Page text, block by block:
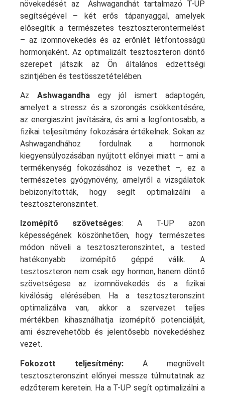
növekedését az Ashwagandhát tartalmazó T-UP
segítségével – két erős tápanyaggal, amelyek
elősegítik a természetes tesztoszterontermelést
– az izomnövekedés és az erőnlét létfontosságú
hormonjaként. Az optimalizált tesztoszteron döntő
szerepet játszik az Ön általános edzettségi
szintjében és testösszetételében.
Az Ashwagandhaegy jól ismert adaptogén,
amelyet a stressz és a szorongás csökkentésére,
az energiaszint javítására, és ami a legfontosabb, a
fizikai teljesítmény fokozására értékelnek. Sokan az
Ashwagandhához fordulnak a hormonok
kiegyensúlyozásában nyújtott előnyei miatt – ami a
termékenység fokozásához is vezethet –, ez a
természetes gyógynövény, amelyről a vizsgálatok
bebizonyították, hogy segít optimalizálni a
tesztoszteronszintet.
Izomépítő szövetséges: A T-UP azon
képességének köszönhetően, hogy természetes
módon növeli a tesztoszteronszintet, a tested
hatékonyabb izomépítő géppé válik. A
tesztoszteron nem csak egy hormon, hanem döntő
szövetségese az izomnövekedés és a fizikai
kiválóság elérésében. Ha a tesztoszteronszint
optimalizálva van, akkor a szervezet teljes
mértékben kihasználhatja izomépítő potenciálját,
ami észrevehetőbb és jelentősebb növekedéshez
vezet.
Fokozott teljesítmény: A megnövelt
tesztoszteronszint előnyei messze túlmutatnak az
edzőterem keretein. Ha a T-UP segít optimalizálni a